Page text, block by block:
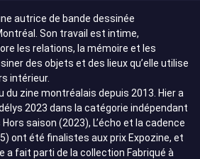
autrice de bande dessinée
Son travail est intime,
les relations, la mémoire et les
des objets et des lieux qu’elle utilise
intérieur.
du zine montréalais depuis 2013. Hier a
2023 dans la catégorie indépendant
saison (2023), L’écho et la cadence
ont été finalistes aux prix Expozine, et
a fait parti de la collection Fabriqué à